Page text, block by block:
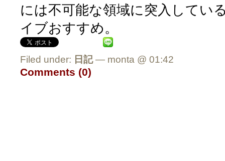
には不可能な領域に突入してい
イブおすすめ。
Filed under: 日記— monta @ 01:42
Comments (0)